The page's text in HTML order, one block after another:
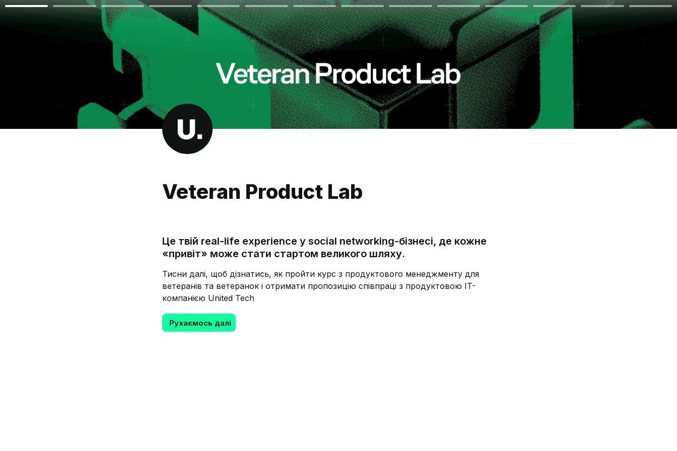
Veteran Product Lab
Це твій real-life experience у social networking-бізнесі, де кожне
«привіт» може стати стартом великого шляху.
Тисни далі, щоб дізнатись, як пройти курс з продуктового менеджменту для
ветеранів та ветеранок і отримати пропозицію співпраці з продуктовою IT-
компанією United Tech
Рухаємось далі